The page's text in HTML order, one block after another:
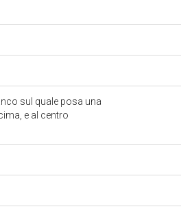
sul quale posa una
e al centro